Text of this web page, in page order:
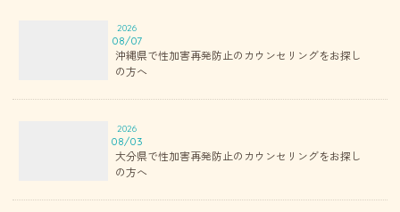
2026
08/07
沖縄県で性加害再発防止のカウンセリングをお探し
の方へ
2026
08/03
大分県で性加害再発防止のカウンセリングをお探し
の方へ